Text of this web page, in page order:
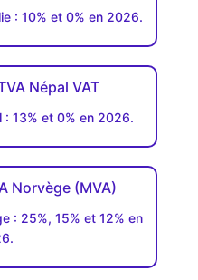
: 10% et 0% en 2026.
Népal VAT
: 13% et 0% en 2026.
Norvège (MVA)
: 25%, 15% et 12% en